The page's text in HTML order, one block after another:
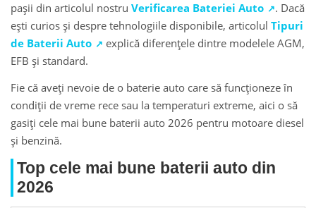
pașii din articolul nostru Verificarea Bateriei Auto
. Dacă
ești curios și despre tehnologiile disponibile, articolul Tipuri
de Baterii Auto
explică diferențele dintre modelele AGM,
EFB și standard.
Fie că aveți nevoie de o baterie auto care să funcționeze în
condiții de vreme rece sau la temperaturi extreme, aici o să
gasiți cele mai bune baterii auto 2026 pentru motoare diesel
și benzină.
Top cele mai bune baterii auto din
2026